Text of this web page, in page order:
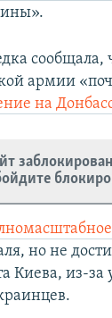
армии
на
но не
Киева, из-за